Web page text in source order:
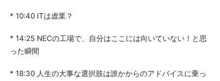
* 10:40 ITは虚業？
* 14:25 NECの工場で、自分はここには向いていない！と思
った瞬間
* 18:30 人生の大事な選択肢は誰かからのアドバイスに乗っ